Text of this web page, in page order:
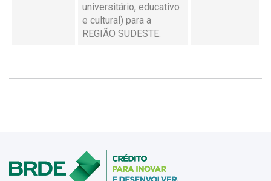
universitário, educativo
e cultural) para a
REGIÃO SUDESTE.